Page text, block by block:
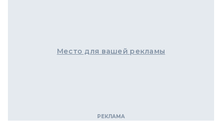
Место для вашей рекламы